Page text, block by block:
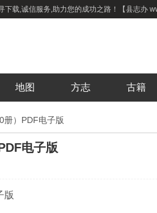
载,诚信服务,助力您的成功之路！【县志办
地图 方志 古籍
册）PDF电子版
电子版
版